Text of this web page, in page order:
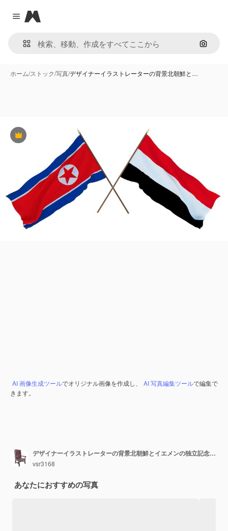
Close menu
Magnific
画像で
ホーム/ストック/写真/デザイナーイラストレーターの背景北朝鮮と…
Premium
AI 画像生成ツールでオリジナル画像を作成し、 AI 写真編集ツールで編集で
きます。
デザイナーイラストレーターの背景北朝鮮とイエメンの独立記念日旗
vsr3168
あなたにおすすめの写真